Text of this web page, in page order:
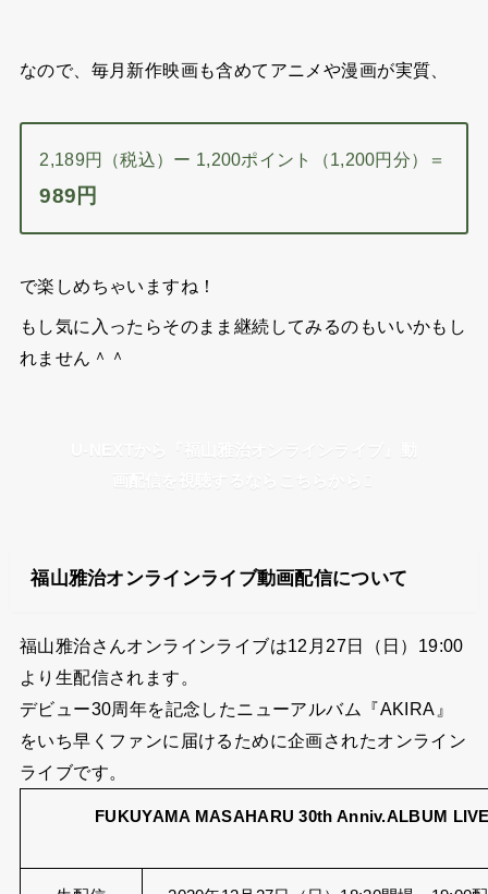
なので、毎月新作映画も含めてアニメや漫画が実質、
2,189円（税込）ー 1,200ポイント（1,200円分）＝
989円
で楽しめちゃいますね！
もし気に入ったらそのまま継続してみるのもいいかもし
れません＾＾
U-NEXTから『福山雅治オンラインライブ』動
画配信を視聴するならこちらから
福山雅治オンラインライブ動画配信について
福山雅治さんオンラインライブは12月27日（日）19:00
より生配信されます。
デビュー30周年を記念したニューアルバム『AKIRA』
をいち早くファンに届けるために企画されたオンライン
ライブです。
FUKUYAMA MASAHARU 30th Anniv.ALBUM